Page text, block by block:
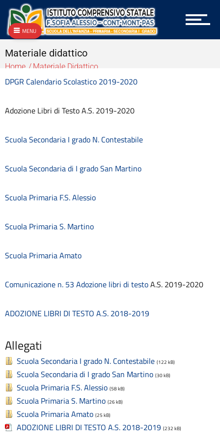
Archivio
Archivio Albo OnLine e Amministrazione Trasparente
Archivio Bandi e Gare
Archivio Circolari A.T.A.
Archivio Circolari Docenti
Archivio Circolari Genitori
Archivio NEWS Vecchio
Archivio P.T.O.F.
Archivio vecchio PON
Aree Tematiche
Articolazione degli uffici
Atti generali
Burocrazia zero
Consulenti e collaboratori
Contrattazione collettiva
Corsi
Dirigente Scolastico
Dotazione organica
FAQ e VideoTutorial Registro Elettronico CLASSEVIVA
feedback
Galleria
Home
Incarichi amministrativi di vertice
Incarichi conferiti e autorizzati ai dipendenti
Inclusione e BES
Materiale didattico
Home Materiale Didattico
DPGR Calendario Scolastico 2019-2020
Adozione Libri di Testo A.S. 2019-2020
Scuola Secondaria I grado N. Contestabile
Scuola Secondaria di I grado San Martino
Scuola Primaria F.S. Alessio
Scuola Primaria S. Martino
Scuola Primaria Amato
Comunicazione n. 53 Adozione libri di testoA.S. 2019-2020
ADOZIONE LIBRI DI TESTO A.S. 2018-2019
Allegati
Scuola Secondaria I grado N. Contestabile (122 kB)
Scuola Secondaria di I grado San Martino (30 kB)
Scuola Primaria F.S. Alessio (58 kB)
Scuola Primaria S. Martino (26 kB)
Scuola Primaria Amato (25 kB)
ADOZIONE LIBRI DI TESTO A.S. 2018-2019 (232 kB)
MENU